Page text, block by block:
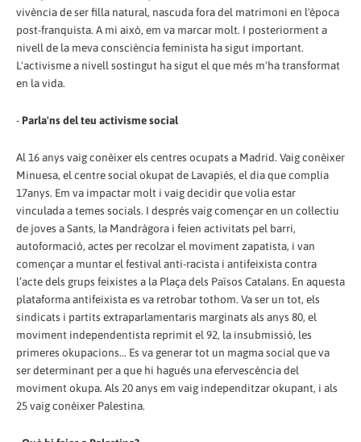
vivència de ser filla natural, nascuda fora del matrimoni en l'època
post-franquista. A mi això, em va marcar molt. I posteriorment a
nivell de la meva consciència feminista ha sigut important.
L'activisme a nivell sostingut ha sigut el que més m'ha transformat
en la vida.
- Parla'ns del teu activisme social
Al 16 anys vaig conèixer els centres ocupats a Madrid. Vaig conèixer
Minuesa, el centre social okupat de Lavapiés, el dia que complia
17anys. Em va impactar molt i vaig decidir que volia estar
vinculada a temes socials. I després vaig començar en un col·lectiu
de joves a Sants, la Mandràgora i feien activitats pel barri,
autoformació, actes per recolzar el moviment zapatista, i van
començar a muntar el festival anti-racista i antifeixista contra
l’acte dels grups feixistes a la Plaça dels Països Catalans. En aquesta
plataforma antifeixista es va retrobar tothom. Va ser un tot, els
sindicats i partits extraparlamentaris marginats als anys 80, el
moviment independentista reprimit el 92, la insubmissió, les
primeres okupacions... Es va generar tot un magma social que va
ser determinant per a que hi hagués una efervescència del
moviment okupa. Als 20 anys em vaig independitzar okupant, i als
25 vaig conèixer Palestina.